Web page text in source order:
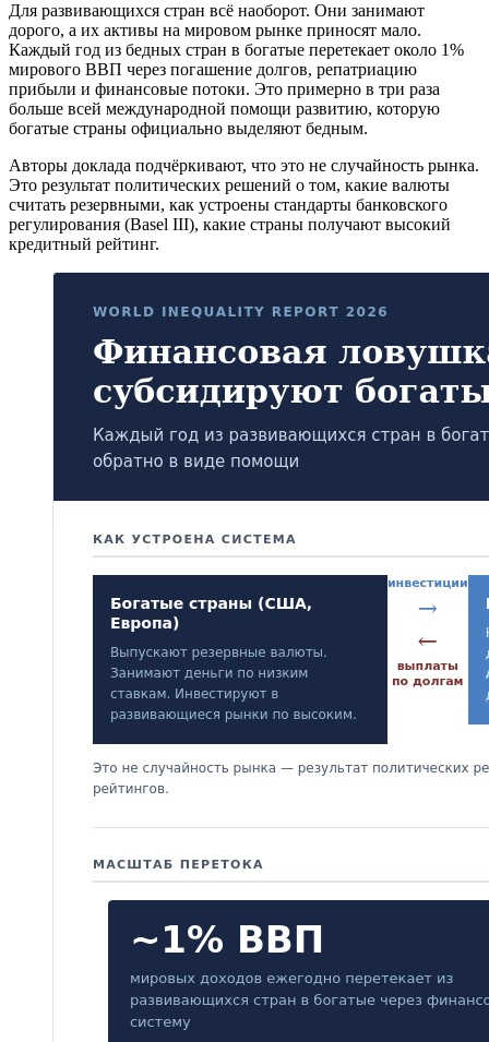
Для развивающихся стран всё наоборот. Они занимают
дорого, а их активы на мировом рынке приносят мало.
Каждый год из бедных стран в богатые перетекает около 1%
мирового ВВП через погашение долгов, репатриацию
прибыли и финансовые потоки. Это примерно в три раза
больше всей международной помощи развитию, которую
богатые страны официально выделяют бедным.
Авторы доклада подчёркивают, что это не случайность рынка.
Это результат политических решений о том, какие валюты
считать резервными, как устроены стандарты банковского
регулирования (Basel III), какие страны получают высокий
кредитный рейтинг.